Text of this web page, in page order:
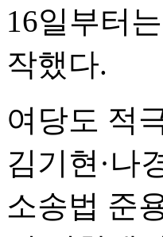
16일부터
작했다.
여당도 적
김기현·나
소송법 준